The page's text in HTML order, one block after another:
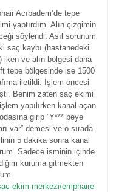
Acıbadem’de tepe
yaptırdım. Alın çizgimin
söylendi. Asıl sorunum
saç kaybı (hastanedeki
iken ve alın bölgesi daha
tepe bölgesinde ise 1500
iletildi. İşlem öncesi
Benim zaten saç ekimi
yapılırken kanal açan
girip ”Y*** beye
var” demesi ve o sırada
5 dakika sonra kanal
Sadece isminin içinde
kuruma gitmekten
ekim-merkezi/emphaire-